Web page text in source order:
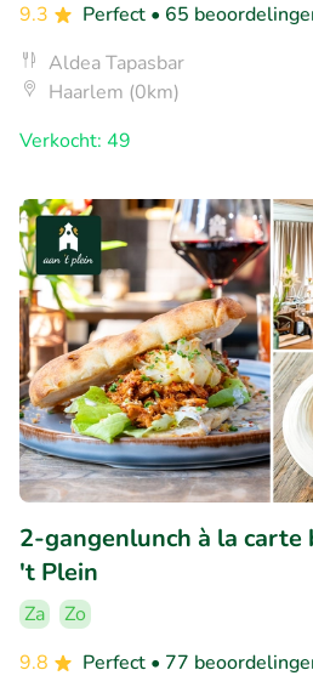
9.3
Perfect • 65
Aldea Tapasbar
Haarlem (0km)
Verkocht: 49
2-gangenlunch à la carte
't Plein
Za
Zo
9.8
Perfect • 77